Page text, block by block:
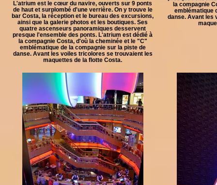
L'atrium est le cœur du navire, ouverts sur 9 ponts
de haut et surplombé d'une verrière. On y trouve le
bar Costa, la réception et le bureau des excursions,
ainsi que la galerie photos et les boutiques. Ses
quatre ascenseurs panoramiques desservent
presque l'ensemble des ponts. L'atrium est dédié à
la compagnie Costa, d'où la cheminée et le "C"
emblématique de la compagnie sur la piste de
danse. Avant les voiles tricolores se trouvaient les
maquettes de la flotte Costa.
la compagnie
emblématique
danse. Avant les